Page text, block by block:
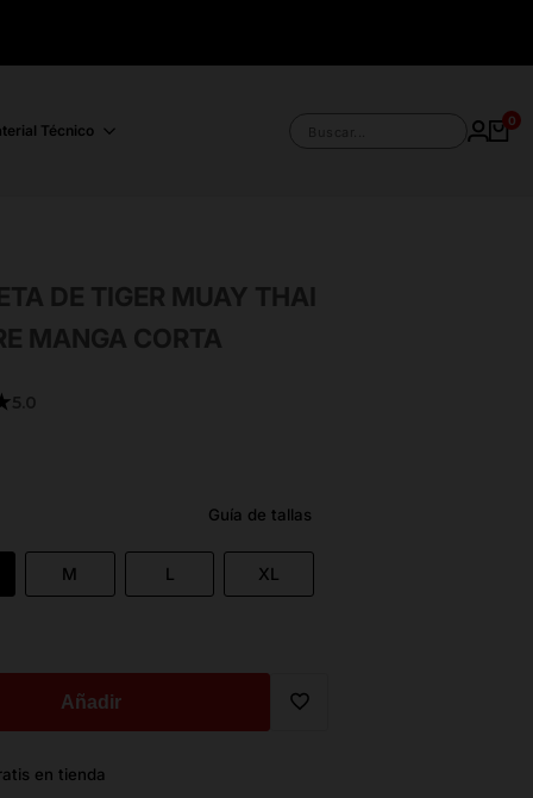
Técnico
0
DE TIGER MUAY THAI
MANGA CORTA
5.0
Guía de tallas
M L XL
Añadir
en tienda